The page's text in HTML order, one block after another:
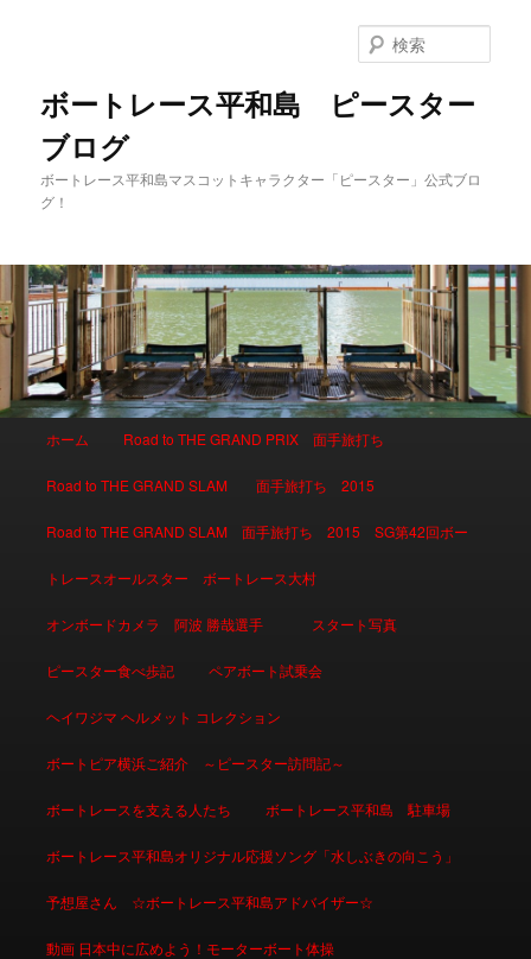
ボートレース平和島 ピースター
ブログ
ボートレース平和島マスコットキャラクター「ピースター」公式ブロ
グ！
索
メインコンテンツへ移動
サブコンテンツへ移動
ホーム Road to THE GRAND PRIX 面手旅打ち
Road to THE GRAND SLAM 面手旅打ち 2015
Road to THE GRAND SLAM 面手旅打ち 2015 SG第42回ボー
トレースオールスター ボートレース大村
オンボードカメラ 阿波 勝哉選手 スタート写真
ピースター食べ歩記 ペアボート試乗会
ヘイワジマ ヘルメット コレクション
ボートピア横浜ご紹介 ～ピースター訪問記～
ボートレースを支える人たち ボートレース平和島 駐車場
ボートレース平和島オリジナル応援ソング「水しぶきの向こう」
予想屋さん ☆ボートレース平和島アドバイザー☆
動画 日本中に広めよう！モーターボート体操